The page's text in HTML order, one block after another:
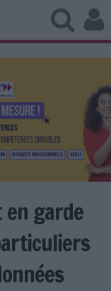
en garde